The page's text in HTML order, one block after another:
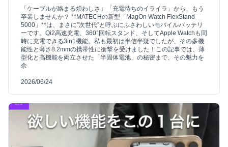
「ケーブルが絡まる煩わしさ」「充電待ちのイライラ」から、もう
卒業しませんか？ **MATECHの新型「MagOn Watch FlexStand
5000」**は、まさに”次世代”と呼ぶにふさわしいモバイルバッテリ
ーです。Qi2高速充電、360°回転スタンド、そしてApple Watchも同
時に充電できる3in1機能。私も最初は半信半疑でしたが、その多機
能性と薄さ8.2mmの携帯性に衝撃を受けました！この記事では、薄
型化と高機能を両立させた「半固体電池」の秘密まで、その魅力を
余
2026/06/24